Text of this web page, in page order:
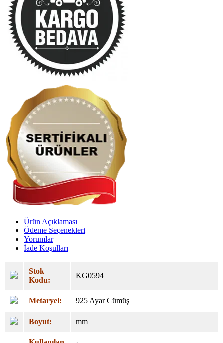
Ürün Açıklaması
Ödeme Seçenekleri
Yorumlar
İade Koşulları
Stok
Kodu:
KG0594
Metaryel: 925 Ayar Gümüş
Boyut: mm